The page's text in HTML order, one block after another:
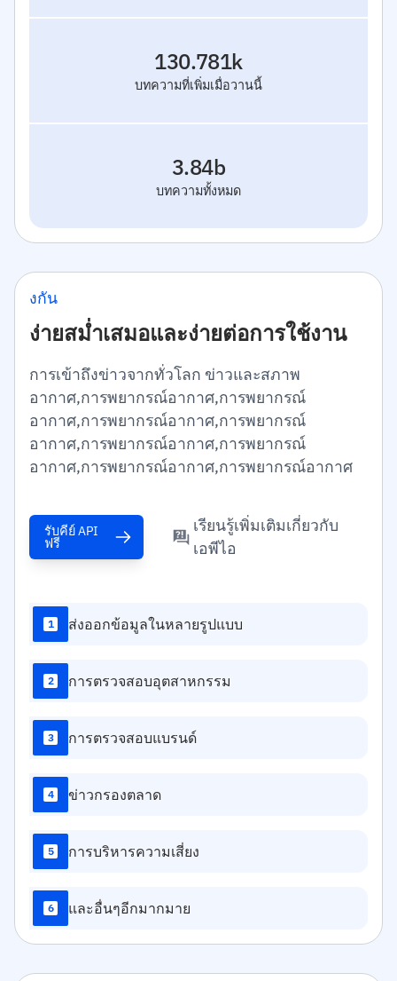
บทความที่เพิ่มเมื่อวานนี้
130.781k
บทความทั้งหมด
3.84b
งกัน
ง่ายสม่ำเสมอและง่ายต่อการใช้งาน
การเข้าถึงข่าวจากทั่วโลก ข่าวและสภาพ
อากาศ,การพยากรณ์อากาศ,การพยากรณ์
อากาศ,การพยากรณ์อากาศ,การพยากรณ์
อากาศ,การพยากรณ์อากาศ,การพยากรณ์
อากาศ,การพยากรณ์อากาศ,การพยากรณ์อากาศ
รับคีย์ API
ฟรี
เรียนรู้เพิ่มเติมเกี่ยวกับ
เอพีไอ
1 ส่งออกข้อมูลในหลายรูปแบบ
2 การตรวจสอบอุตสาหกรรม
3 การตรวจสอบแบรนด์
4 ข่าวกรองตลาด
5 การบริหารความเสี่ยง
6 และอื่นๆอีกมากมาย